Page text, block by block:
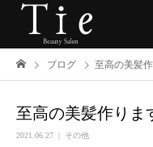
ブログ 至高の美髪
至高の美髪作りま
2021.06.27 その他